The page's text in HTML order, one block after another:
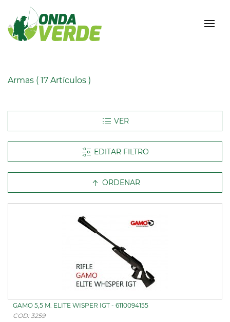
Armas ( 17 Artículos )
EDITAR FILTRO
ORDENAR
GAMO 5,5 M. ELITE WISPER IGT - 6110094155
COD: 3259